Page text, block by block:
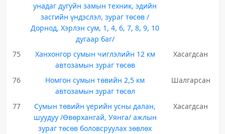
унадаг дугуйн замын техник, эдийн
засгийн үндэслэл, зураг төсөв /
Дорнод, Хэрлэн сум, 1, 4, 6, 7, 8, 9, 10
дугаар баг/
75
Ханхонгор сумын чиглэлийн 12 км
автозамын зураг төсөв
Хасагдсан
76
Номгон сумын төвийн 2,5 км
автозамын зураг төсөл
Шалгарсан
77
Сумын төвийн үерийн усны далан,
шуудуу /Өвөрхангай, Уянга/ ажлын
зураг төсөв боловсруулах зөвлөх
Хасагдсан